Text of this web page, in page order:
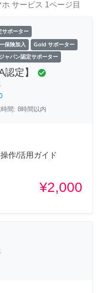
ホ サービス 1ページ目
サポーター
保険加入 Gold サポーター
ャパン認定サポーター
定】 check_circle
間: 8時間以内
作/活用ガイド
¥2,000